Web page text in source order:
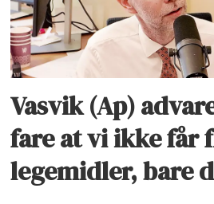
Vasvik (Ap)
fare at vi ikke får
legemidler, bare